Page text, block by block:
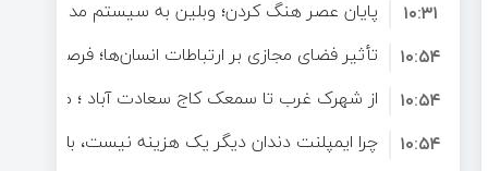
تخصصی برای صنایع
پایان عصر هنگ کردن؛ وبلین به سیستم مدیریت
پیدا کرد!
۱۰:۳۱
تأثیر فضای مجازی بر ارتباطات انسان‌ها؛ فرصتی
دنیای دیجیتال
۱۰:۵۴
از شهرک غرب تا سمعک کاج سعادت آباد ؛ مسیر
تهران
۱۰:۵۴
چرا ایمپلنت دندان دیگر یک هزینه نیست، بلکه یک
۱۰:۵۴